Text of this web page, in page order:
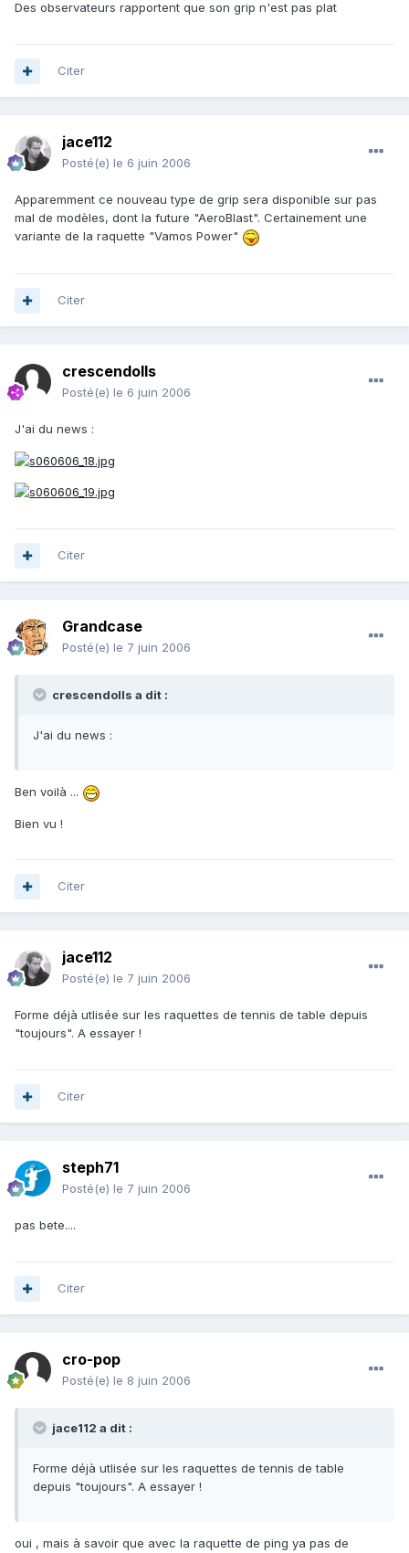
Des observateurs rapportent que son grip n'est pas plat
Citer
jace112
Posté(e) le 6 juin 2006
Apparemment ce nouveau type de grip sera disponible sur pas
mal de modèles, dont la future "AeroBlast". Certainement une
variante de la raquette "Vamos Power"
Citer
crescendolls
Posté(e) le 6 juin 2006
J'ai du news :
Citer
Grandcase
Posté(e) le 7 juin 2006
crescendolls a dit :
J'ai du news :
Ben voilà ...
Bien vu !
Citer
jace112
Posté(e) le 7 juin 2006
Forme déjà utlisée sur les raquettes de tennis de table depuis
"toujours". A essayer !
Citer
steph71
Posté(e) le 7 juin 2006
pas bete....
Citer
cro-pop
Posté(e) le 8 juin 2006
jace112 a dit :
Forme déjà utlisée sur les raquettes de tennis de table
depuis "toujours". A essayer !
oui , mais à savoir que avec la raquette de ping ya pas de